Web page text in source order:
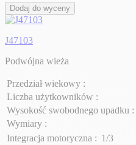
Dodaj do wyceny
J47103
Podwójna wieża
Przedział wiekowy :
Liczba użytkowników :
Wysokość swobodnego upadku :
Wymiary :
Integracja motoryczna : 1/3